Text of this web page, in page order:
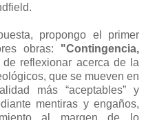
propongo el primer
obras: "Contingencia,
de reflexionar acerca de la
que se mueven en
más “aceptables” y
mentiras y engaños,
al margen de lo